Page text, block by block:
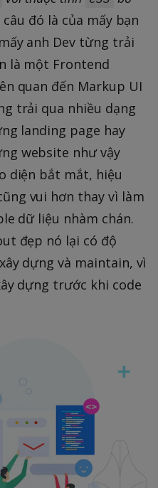
câu đó là của mấy bạn
anh Dev từng trải
là một Frontend
quan đến Markup UI
trải qua nhiều dạng
landing page hay
website như vậy
diện bắt mắt, hiệu
vui hơn thay vì làm
dữ liệu nhàm chán.
đẹp nó lại có độ
dựng và maintain, vì
dựng trước khi code